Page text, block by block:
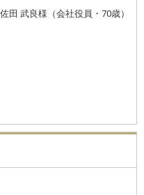
佐田 武良様（会社役員・70歳）